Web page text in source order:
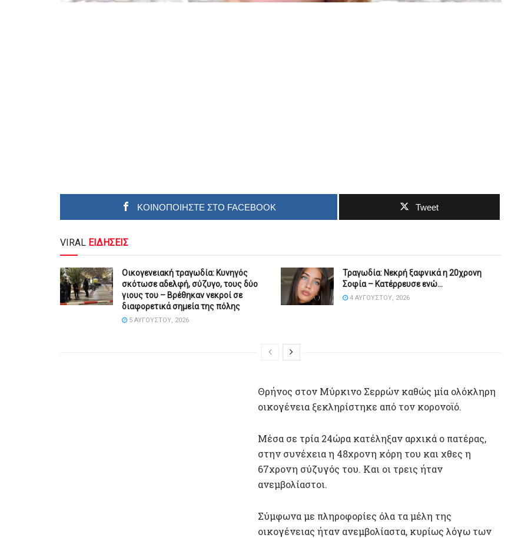
ΚΟΙΝΟΠΟΙΗΣΤΕ ΣΤΟ FACEBOOK Tweet
VIRAL ΕΙΔΗΣΕΙΣ
Οικογενειακή τραγωδία: Κυνηγός
σκότωσε αδελφή, σύζυγο, τους δύο
γιους του – Βρέθηκαν νεκροί σε
διαφορετικά σημεία της πόλης
5 ΑΥΓΟΎΣΤΟΥ, 2026
Τραγωδία: Νεκρή ξαφνικά η 20χρονη
Σοφία – Κατέρρευσε ενώ…
4 ΑΥΓΟΎΣΤΟΥ, 2026
Θρήνος στον Μύρκινο Σερρών καθώς μία ολόκληρη
οικογένεια ξεκληρίστηκε από τον κορονοϊό.
Μέσα σε τρία 24ώρα κατέληξαν αρχικά ο πατέρας,
στην συνέχεια η 48χρονη κόρη του και χθες η
67χρονη σύζυγός του. Και οι τρεις ήταν
ανεμβολίαστοι.
Σύμφωνα με πληροφορίες όλα τα μέλη της
οικογένειας ήταν ανεμβολίαστα, κυρίως λόγω των